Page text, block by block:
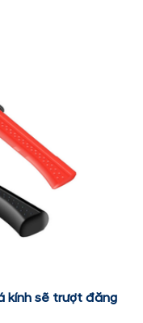
kính sẽ trượt đăng